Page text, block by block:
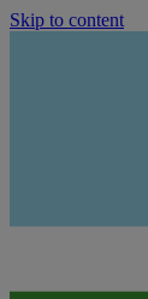
Skip to content